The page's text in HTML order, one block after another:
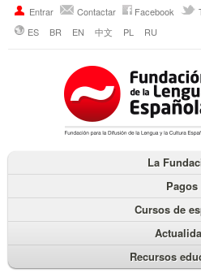
Entrar Contactar Facebook
ES
BR EN 中文 PL RU
La
Pagos
Cursos de
Recursos